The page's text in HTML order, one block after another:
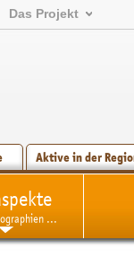
Das Projekt
Aktive in der
...